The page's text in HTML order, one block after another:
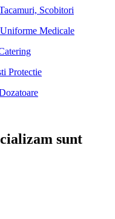
Scobitori
Medicale
Protectie
sunt